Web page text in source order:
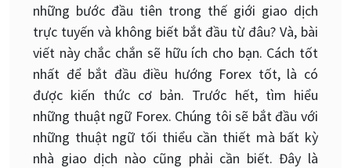
những bước đầu tiên trong thế giới giao dịch
trực tuyến và không biết bắt đầu từ đâu? Và, bài
viết này chắc chắn sẽ hữu ích cho bạn. Cách tốt
nhất để bắt đầu điều hướng Forex tốt, là có
được kiến ​​thức cơ bản. Trước hết, tìm hiểu
những thuật ngữ Forex. Chúng tôi sẽ bắt đầu với
những thuật ngữ tối thiểu cần thiết mà bất kỳ
nhà giao dịch nào cũng phải cần biết. Đây là